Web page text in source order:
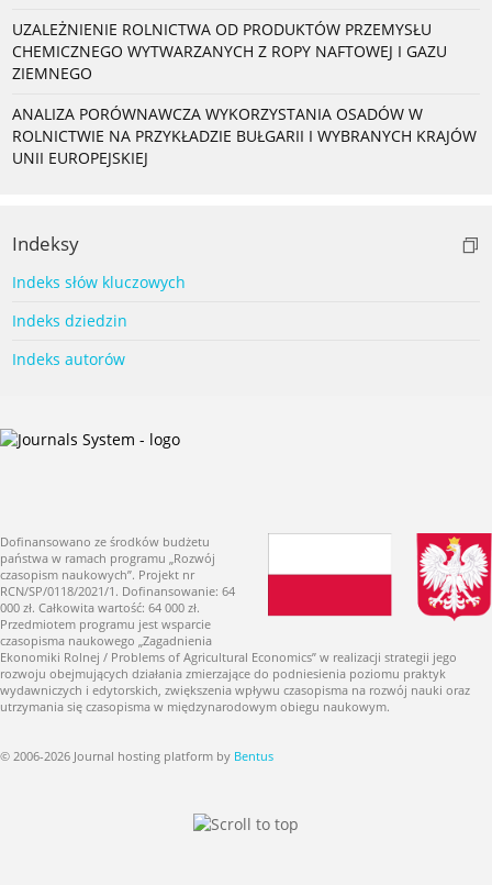
UZALEŻNIENIE ROLNICTWA OD PRODUKTÓW PRZEMYSŁU
CHEMICZNEGO WYTWARZANYCH Z ROPY NAFTOWEJ I GAZU
ZIEMNEGO
ANALIZA PORÓWNAWCZA WYKORZYSTANIA OSADÓW W
ROLNICTWIE NA PRZYKŁADZIE BUŁGARII I WYBRANYCH KRAJÓW
UNII EUROPEJSKIEJ
Indeksy
Indeks słów kluczowych
Indeks dziedzin
Indeks autorów
Dofinansowano ze środków budżetu
państwa w ramach programu „Rozwój
czasopism naukowych”. Projekt nr
RCN/SP/0118/2021/1. Dofinansowanie: 64
000 zł. Całkowita wartość: 64 000 zł.
Przedmiotem programu jest wsparcie
czasopisma naukowego „Zagadnienia
Ekonomiki Rolnej / Problems of Agricultural Economics” w realizacji strategii jego
rozwoju obejmujących działania zmierzające do podniesienia poziomu praktyk
wydawniczych i edytorskich, zwiększenia wpływu czasopisma na rozwój nauki oraz
utrzymania się czasopisma w międzynarodowym obiegu naukowym.
© 2006-2026 Journal hosting platform by Bentus